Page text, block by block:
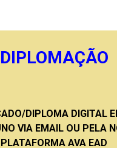
DIPLOMAÇÃO
DIPLOMA DIGITAL
VIA EMAIL OU PELA
PLATAFORMA AVA EAD